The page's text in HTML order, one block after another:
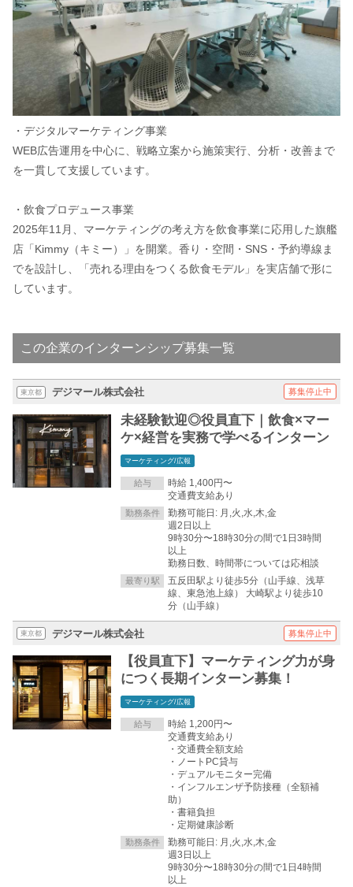
・デジタルマーケティング事業
WEB広告運用を中心に、戦略立案から施策実行、分析・改善まで
を一貫して支援しています。
・飲食プロデュース事業
2025年11月、マーケティングの考え方を飲食事業に応用した旗艦
店「Kimmy（キミー）」を開業。香り・空間・SNS・予約導線ま
でを設計し、「売れる理由をつくる飲食モデル」を実店舗で形に
しています。
この企業のインターンシップ募集一覧
東京都 デジマール株式会社 募集停止中
未経験歓迎◎役員直下｜飲食×マー
ケ×経営を実務で学べるインターン
マーケティング/広報
給与
時給 1,400円〜
交通費支給あり
勤務条件
勤務可能日: 月,火,水,木,金
週2日以上
9時30分〜18時30分の間で1日3時間
以上
勤務日数、時間帯については応相談
最寄り駅
五反田駅より徒歩5分（山手線、浅草
線、東急池上線） 大崎駅より徒歩10
分（山手線）
東京都 デジマール株式会社 募集停止中
【役員直下】マーケティング力が身
につく長期インターン募集！
マーケティング/広報
給与
時給 1,200円〜
交通費支給あり
・交通費全額支給
・ノートPC貸与
・デュアルモニター完備
・インフルエンザ予防接種（全額補
助）
・書籍負担
・定期健康診断
勤務条件
勤務可能日: 月,火,水,木,金
週3日以上
9時30分〜18時30分の間で1日4時間
以上